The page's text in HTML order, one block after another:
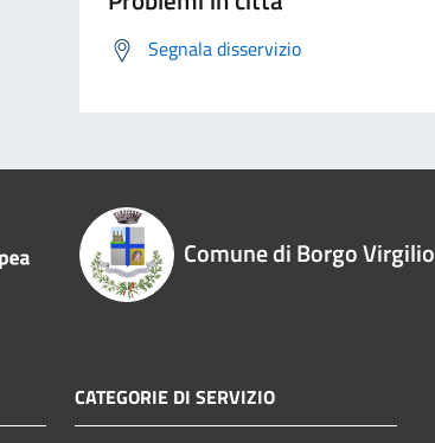
Segnala disservizio
Comune di Borgo Virgilio
CATEGORIE DI SERVIZIO